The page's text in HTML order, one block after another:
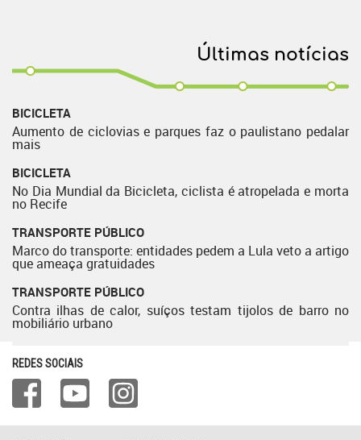
Últimas notícias
BICICLETA
Aumento de ciclovias e parques faz o paulistano pedalar
mais
BICICLETA
No Dia Mundial da Bicicleta, ciclista é atropelada e morta
no Recife
TRANSPORTE PÚBLICO
Marco do transporte: entidades pedem a Lula veto a artigo
que ameaça gratuidades
TRANSPORTE PÚBLICO
Contra ilhas de calor, suíços testam tijolos de barro no
mobiliário urbano
REDES SOCIAIS